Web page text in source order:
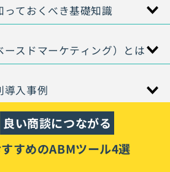
すめのABMツール4選
っておくべき基礎知識
ースドマーケティング）とは
導入事例